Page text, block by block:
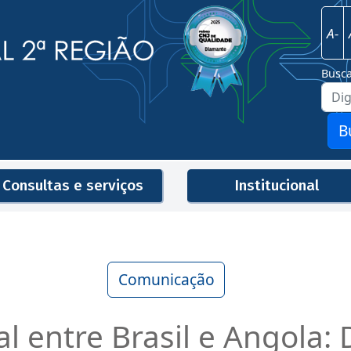
Justiça Federal - 2ª Região
Imagem
A-
Consultas e serviços Institucional
Comunicação
entre Brasil e Angola: